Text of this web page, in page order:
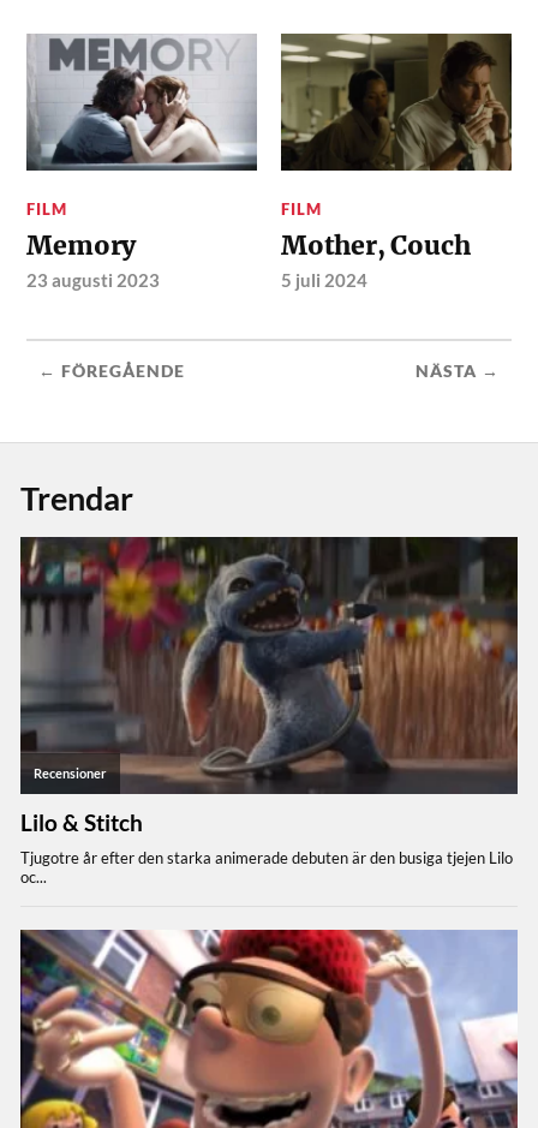
FILM
Memory
23 augusti 2023
FILM
Mother, Couch
5 juli 2024
← FÖREGÅENDE NÄSTA →
Trendar